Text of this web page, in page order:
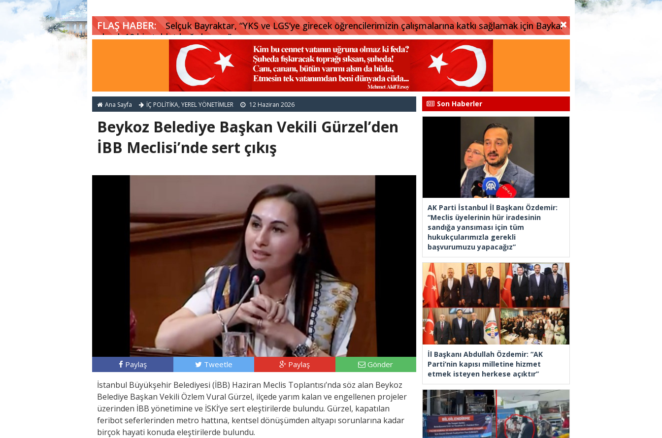
FLAŞ HABER:
Selçuk Bayraktar, “YKS ve LGS’ye girecek öğrencilerimizin çalışmalarına katkı sağlamak için Baykar
olarak 10 bin tablet bağışlıyoruz”
Ana Sayfa İÇ POLİTİKA, YEREL YÖNETİMLER 12 Haziran 2026
Beykoz Belediye Başkan Vekili Gürzel’den
İBB Meclisi’nde sert çıkış
Paylaş Tweetle Paylaş Gönder
İstanbul Büyükşehir Belediyesi (İBB) Haziran Meclis Toplantısı’nda söz alan Beykoz
Belediye Başkan Vekili Özlem Vural Gürzel, ilçede yarım kalan ve engellenen projeler
üzerinden İBB yönetimine ve İSKİ’ye sert eleştirilerde bulundu. Gürzel, kapatılan
feribot seferlerinden metro hattına, kentsel dönüşümden altyapı sorunlarına kadar
birçok hayati konuda eleştirilerde bulundu.
Son Haberler
AK Parti İstanbul İl Başkanı Özdemir:
“Meclis üyelerinin hür iradesinin
sandığa yansıması için tüm
hukukçularımızla gerekli
başvurumuzu yapacağız”
İl Başkanı Abdullah Özdemir: “AK
Parti’nin kapısı milletine hizmet
etmek isteyen herkese açıktır”